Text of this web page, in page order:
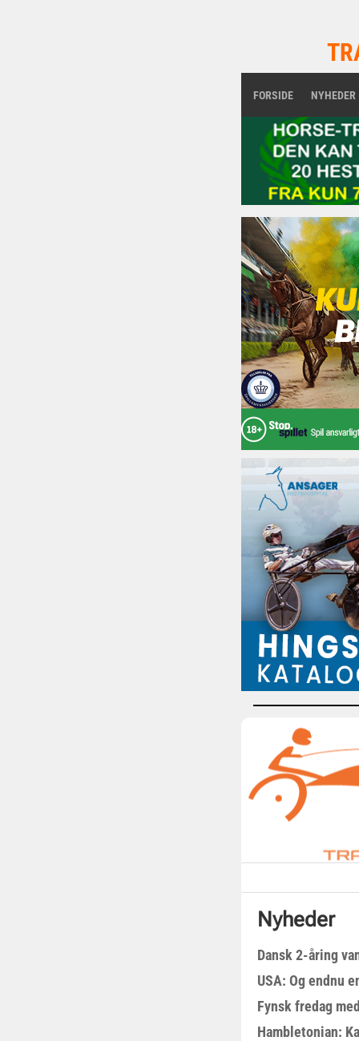
FORSIDE NYHEDER
Nyheder
Dansk 2-åring
USA: Og endnu
Fynsk fredag
Hambletonian: